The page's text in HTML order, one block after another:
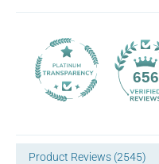
656
Product Reviews (2545)